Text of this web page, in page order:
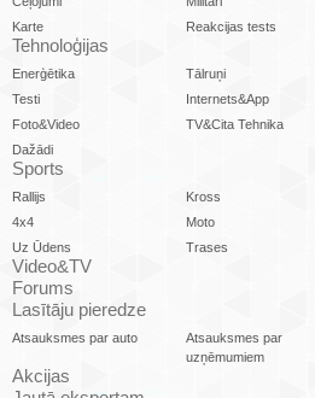
Karte
Reakcijas tests
Tehnoloģijas
Enerģētika Tālruņi
Testi
Internets&App
Foto&Video
TV&Cita Tehnika
Dažādi
Sports
Rallijs Kross
4x4
Moto
Uz Ūdens
Trases
Video&TV
Forums
Lasītāju pieredze
Atsauksmes par auto
Atsauksmes par
uzņēmumiem
Akcijas